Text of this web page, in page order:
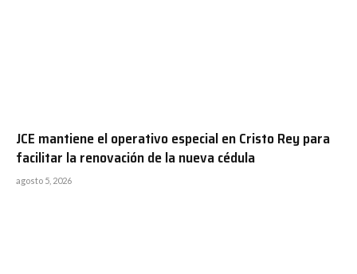
JCE mantiene el operativo especial en Cristo Rey para
facilitar la renovación de la nueva cédula
agosto 5, 2026